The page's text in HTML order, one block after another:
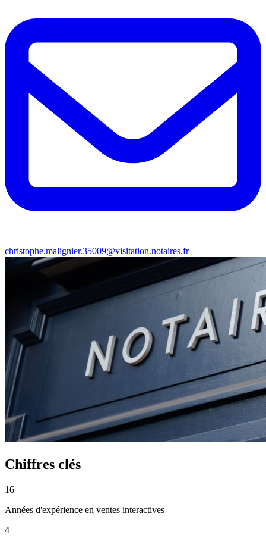
christophe.malignier.35009@visitation.notaires.fr
Chiffres clés
16
Années d'expérience en ventes interactives
4